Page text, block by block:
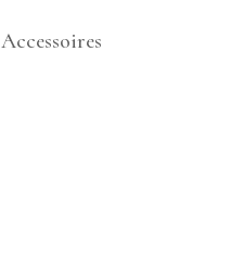
Accessoires